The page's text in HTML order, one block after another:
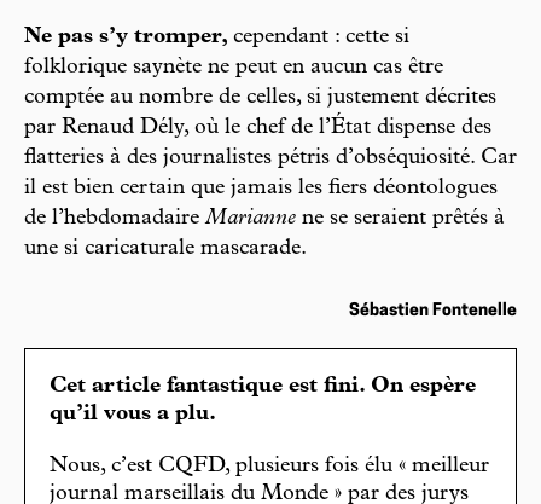
Ne pas s’y tromper, cependant : cette si
folklorique saynète ne peut en aucun cas être
comptée au nombre de celles, si justement décrites
par Renaud Dély, où le chef de l’État dispense des
flatteries à des journalistes pétris d’obséquiosité. Car
il est bien certain que jamais les fiers déontologues
de l’hebdomadaireMarianne ne se seraient prêtés à
une si caricaturale mascarade.
Sébastien Fontenelle
Cet article fantastique est fini. On espère
qu’il vous a plu.
Nous, c’est CQFD, plusieurs fois élu « meilleur
journal marseillais du Monde » par des jurys